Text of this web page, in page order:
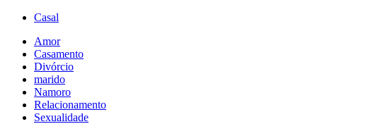
Casal
Amor
Casamento
Divórcio
marido
Namoro
Relacionamento
Sexualidade